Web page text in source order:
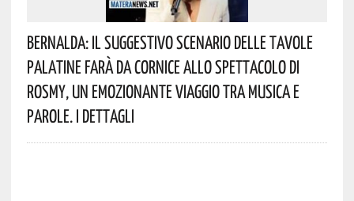
Bernalda: Il Suggestivo Scenario Delle Tavole
Palatine Farà Da Cornice Allo Spettacolo Di
Rosmy, Un Emozionante Viaggio Tra Musica E
Parole. I Dettagli